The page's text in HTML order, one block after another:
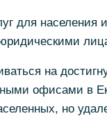
для населения
на
офисами в
но